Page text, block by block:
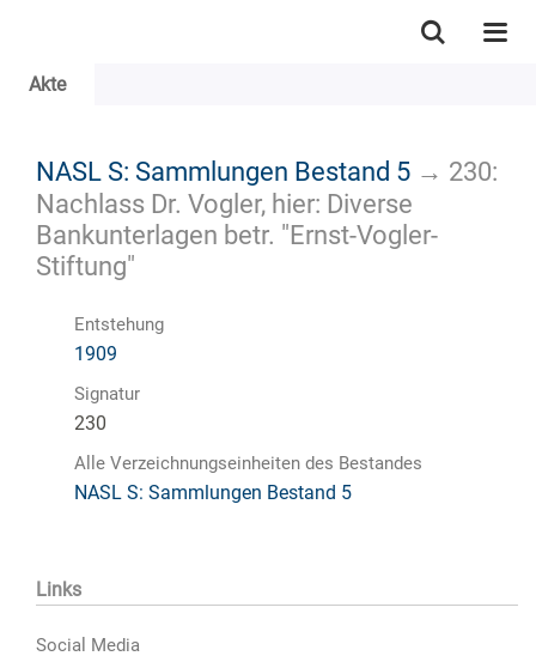
Akte
NASL S: Sammlungen Bestand 5 → 230:
Nachlass Dr. Vogler, hier: Diverse
Bankunterlagen betr. "Ernst-Vogler-
Stiftung"
Entstehung
1909
Signatur
230
Alle Verzeichnungseinheiten des Bestandes
NASL S: Sammlungen Bestand 5
Links
Social Media